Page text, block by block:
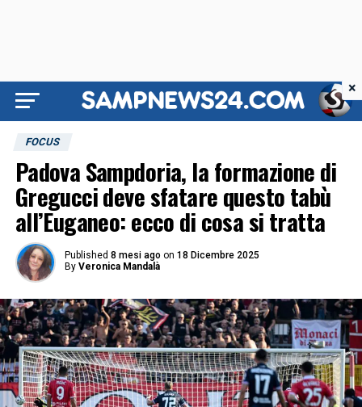
FOCUS
Padova Sampdoria, la formazione di
Gregucci deve sfatare questo tabù
all’Euganeo: ecco di cosa si tratta
Published 8 mesi ago on 18 Dicembre 2025
By Veronica Mandalà
×